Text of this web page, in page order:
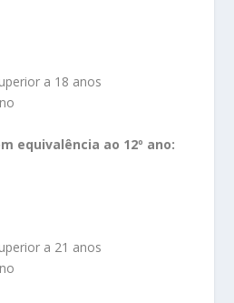
a 18 anos
equivalência ao 12º ano:
a 21 anos